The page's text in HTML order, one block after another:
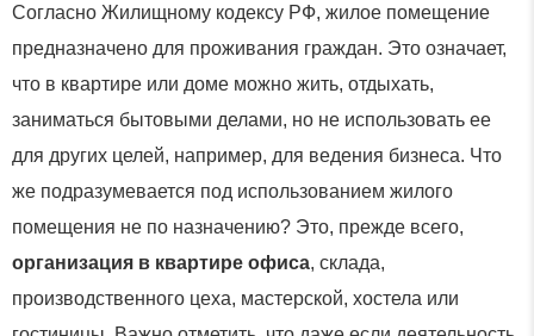
Согласно Жилищному кодексу РФ, жилое помещение
предназначено для проживания граждан. Это означает,
что в квартире или доме можно жить, отдыхать,
заниматься бытовыми делами, но не использовать ее
для других целей, например, для ведения бизнеса. Что
же подразумевается под использованием жилого
помещения не по назначению? Это, прежде всего,
организация в квартире офиса, склада,
производственного цеха, мастерской, хостела или